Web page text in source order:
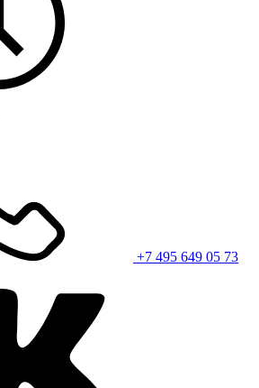
+7 495 649 05 73